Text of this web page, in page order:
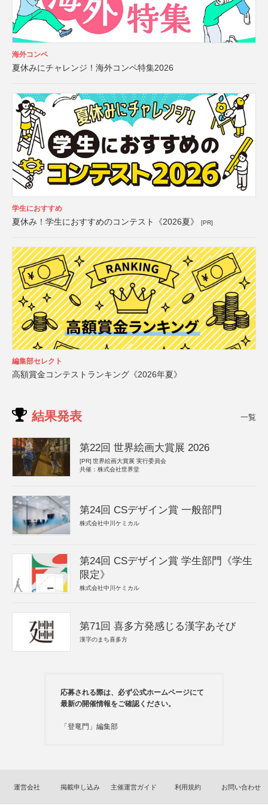
海外コンペ
夏休みにチャレンジ！海外コンペ特集2026
学生におすすめ
夏休み！学生におすすめのコンテスト《2026夏》 [PR]
編集部セレクト
高額賞金コンテストランキング《2026年夏》
結果発表 一覧
第22回 世界絵画大賞展 2026
[PR] 世界絵画大賞展 実行委員会
共催：株式会社世界堂
第24回 CSデザイン賞 一般部門
株式会社中川ケミカル
第24回 CSデザイン賞 学生部門《学生
限定》
株式会社中川ケミカル
第71回 喜多方発感じる漢字あそび
漢字のまち喜多方
応募される際は、必ず公式ホームページにて
最新の開催情報をご確認ください。
「登竜門」編集部
運営会社 掲載申し込み 主催運営ガイド 利用規約 お問い合わせ